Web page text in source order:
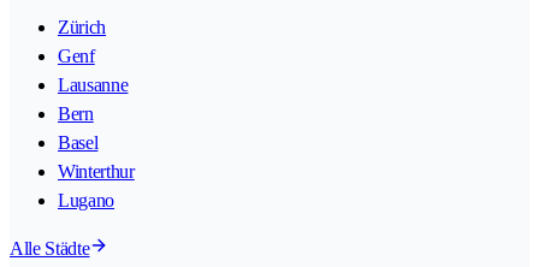
Zürich
Genf
Lausanne
Bern
Basel
Winterthur
Lugano
Alle Städte